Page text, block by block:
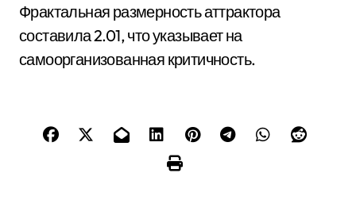
Фрактальная размерность аттрактора
составила 2.01, что указывает на
самоорганизованная критичность.